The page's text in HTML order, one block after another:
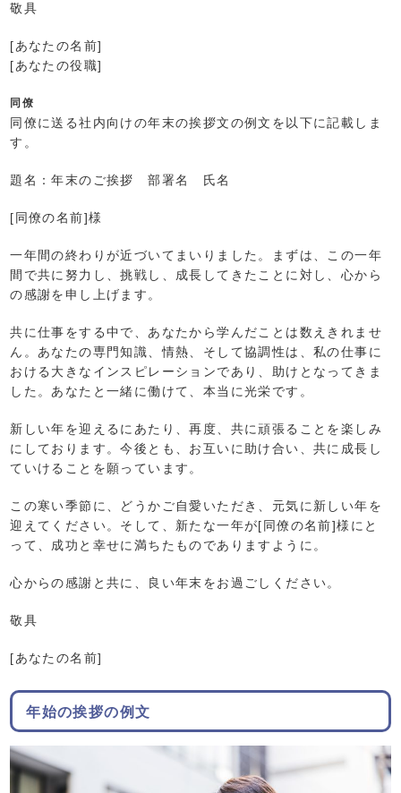
敬具
[あなたの名前]
[あなたの役職]
同僚
同僚に送る社内向けの年末の挨拶文の例文を以下に記載しま
す。
題名：年末のご挨拶 部署名 氏名
[同僚の名前]様
一年間の終わりが近づいてまいりました。まずは、この一年
間で共に努力し、挑戦し、成長してきたことに対し、心から
の感謝を申し上げます。
共に仕事をする中で、あなたから学んだことは数えきれませ
ん。あなたの専門知識、情熱、そして協調性は、私の仕事に
おける大きなインスピレーションであり、助けとなってきま
した。あなたと一緒に働けて、本当に光栄です。
新しい年を迎えるにあたり、再度、共に頑張ることを楽しみ
にしております。今後とも、お互いに助け合い、共に成長し
ていけることを願っています。
この寒い季節に、どうかご自愛いただき、元気に新しい年を
迎えてください。そして、新たな一年が[同僚の名前]様にと
って、成功と幸せに満ちたものでありますように。
心からの感謝と共に、良い年末をお過ごしください。
敬具
[あなたの名前]
年始の挨拶の例文